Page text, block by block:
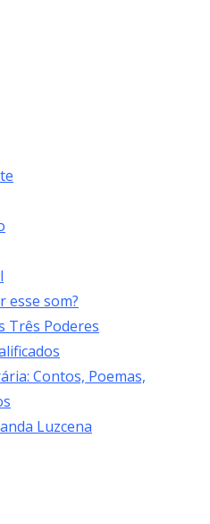
esse som?
Três Poderes
Contos, Poemas,
Luzcena